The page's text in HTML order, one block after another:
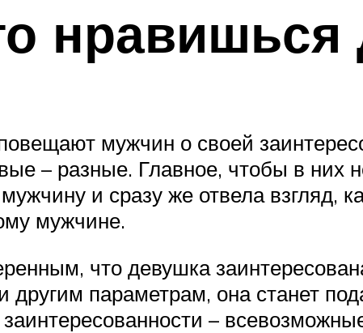
нравишься
мужчин о своей
– разные. Главное, чтобы в них
и сразу же отвела взгляд,
мужчине.
что девушка
другим параметрам, она станет
–